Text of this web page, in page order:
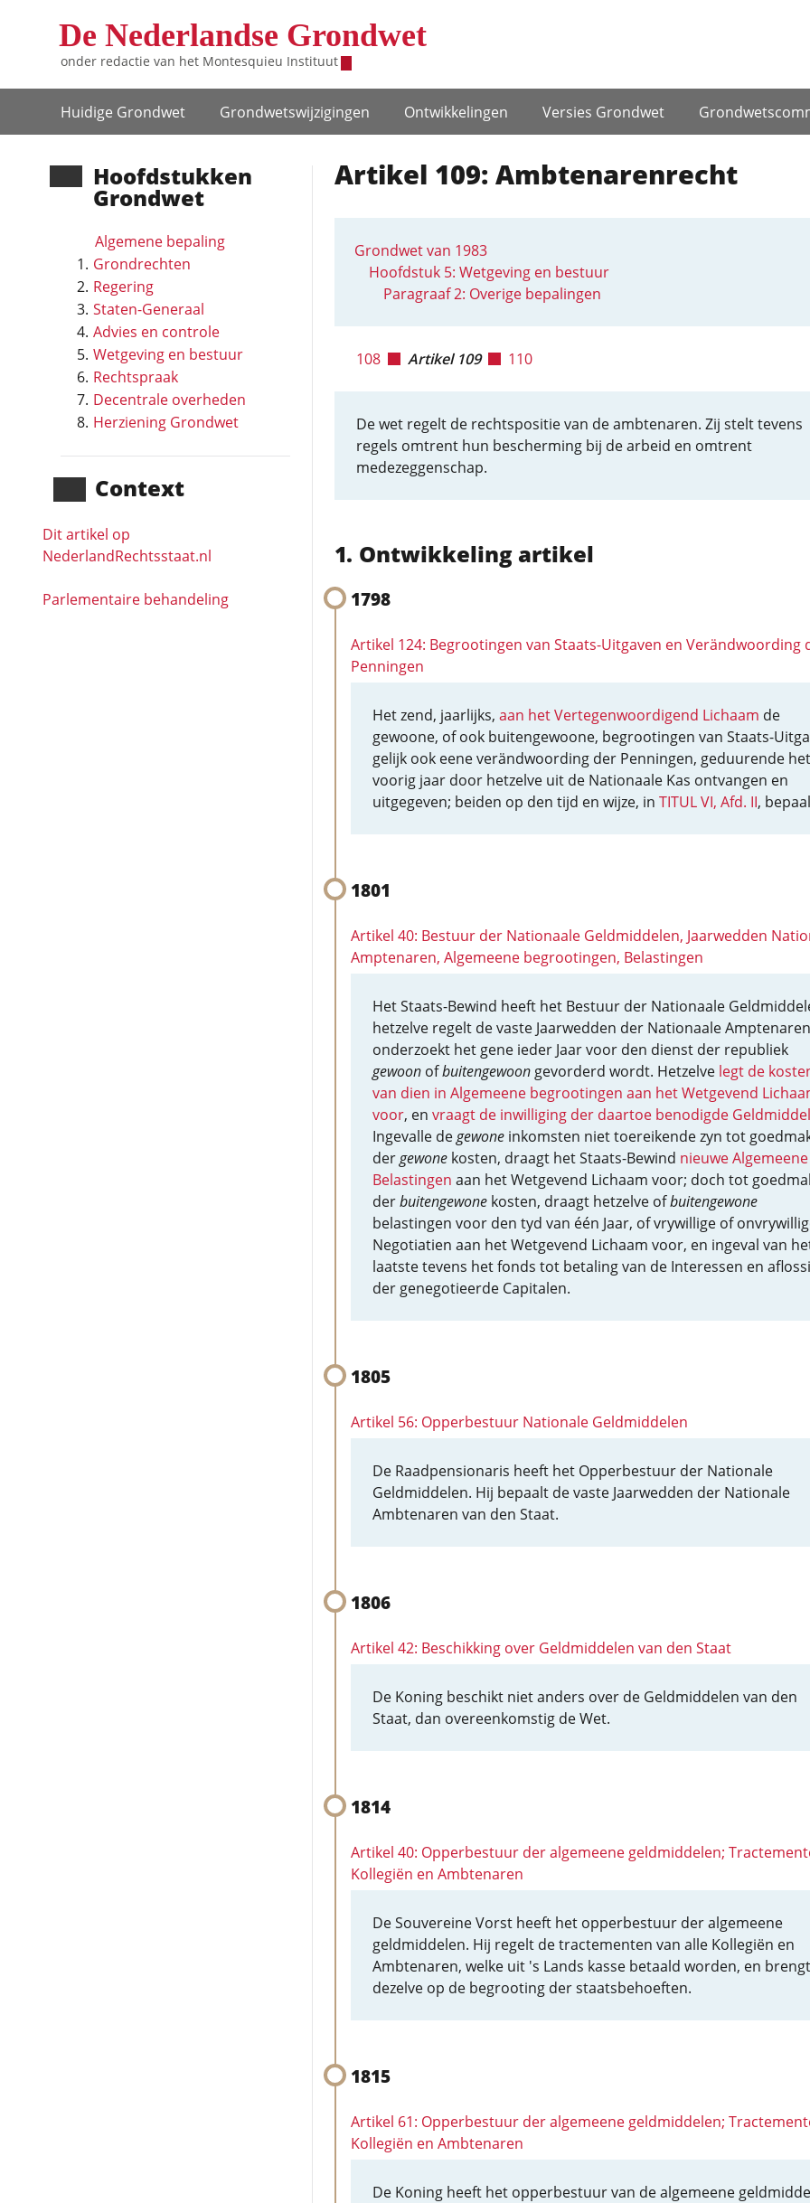
De Nederlandse Grondwet
onder redactie van het Montesquieu Instituut
Hoofdnavigatie
Huidige Grondwet Grondwets­wijzigingen Ontwikke­lingen Versies Grondwet
Hoofd­stukken
Grondwet
Algemene bepaling
Grondrechten
Regering
Staten-Generaal
Advies en controle
Wetgeving en bestuur
Rechtspraak
Decentrale overheden
Herziening Grondwet
Context
Dit artikel op
NederlandRechts­staat.nl
Parlementaire behandeling
Artikel 109: Ambtenarenrecht
Grondwet van 1983
Hoofdstuk 5: Wetgeving en bestuur
Paragraaf 2: Overige bepalingen
108 Artikel 109 110
De wet regelt de rechtspositie van de ambtenaren. Zij stelt tevens
regels omtrent hun bescherming bij de arbeid en omtrent
medezeggenschap.
Ontwikkeling artikel
1798
Artikel 124: Begrootingen van Staats-Uitgaven en Verändwoording
Penningen
Het zend, jaarlijks, aan het Vertegenwoordigend Lichaam de
gewoone, of ook buitengewoone, begrootingen van Staats-
gelijk ook eene verändwoording der Penningen, geduurende het
voorig jaar door hetzelve uit de Nationaale Kas ontvangen en
uitgegeven; beiden op den tijd en wijze, in TITUL VI, Afd. II,
1801
Artikel 40: Bestuur der Nationaale Geldmiddelen, Jaarwedden
Amptenaren, Algemeene begrootingen, Belastingen
Het Staats-Bewind heeft het Bestuur der Nationaale
hetzelve regelt de vaste Jaarwedden der Nationaale
onderzoekt het gene ieder Jaar voor den dienst der republiek
gewoonofbuitengewoongevorderd wordt. Hetzelve legt de
van dien in Algemeene begrootingen aan het Wetgevend
voor, en vraagt de inwilliging der daartoe benodigde
Ingevalle degewoneinkomsten niet toereikende zyn tot
dergewonekosten, draagt het Staats-Bewind nieuwe Algemeene
Belastingen aan het Wetgevend Lichaam voor; doch tot
derbuitengewonekosten, draagt hetzelve ofbuitengewone
belastingen voor den tyd van één Jaar, of vrywillige of
Negotiatien aan het Wetgevend Lichaam voor, en ingeval van
laatste tevens het fonds tot betaling van de Interessen en
der genegotieerde Capitalen.
1805
Artikel 56: Opperbestuur Nationale Geldmiddelen
De Raadpensionaris heeft het Opperbestuur der Nationale
Geldmiddelen. Hij bepaalt de vaste Jaarwedden der Nationale
Ambtenaren van den Staat.
1806
Artikel 42: Beschikking over Geldmiddelen van den Staat
De Koning beschikt niet anders over de Geldmiddelen van den
Staat, dan overeenkomstig de Wet.
1814
Artikel 40: Opperbestuur der algemeene geldmiddelen;
Kollegiën en Ambtenaren
De Souvereine Vorst heeft het opperbestuur der algemeene
geldmiddelen. Hij regelt de tractementen van alle Kollegiën en
Ambtenaren, welke uit 's Lands kasse betaald worden, en brengt
dezelve op de begrooting der staatsbehoeften.
1815
Artikel 61: Opperbestuur der algemeene geldmiddelen;
Kollegiën en Ambtenaren
De Koning heeft het opperbestuur van de algemeene